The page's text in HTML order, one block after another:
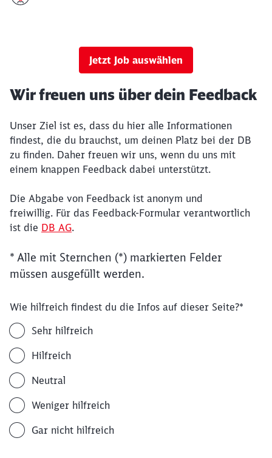
Jetzt Job auswählen
Wir freuen uns über dein Feedback
Unser Ziel ist es, dass du hier alle Informationen
findest, die du brauchst, um deinen Platz bei der DB
zu finden. Daher freuen wir uns, wenn du uns mit
einem knappen Feedback dabei unterstützt.
Die Abgabe von Feedback ist anonym und
freiwillig. Für das Feedback-Formular verantwortlich
ist die DB AG.
* Alle mit Sternchen (*) markierten Felder
müssen ausgefüllt werden.
Wie hilfreich findest du die Infos auf dieser Seite?*
Sehr hilfreich
Hilfreich
Neutral
Weniger hilfreich
Gar nicht hilfreich